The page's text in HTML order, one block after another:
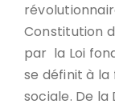
Constitution
par la Loi
se définit à
sociale. De